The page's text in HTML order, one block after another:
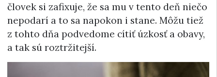
človek si zafixuje, že sa mu v tento deň niečo
nepodarí a to sa napokon i stane. Môžu tiež
z tohto dňa podvedome cítiť úzkosť a obavy,
a tak sú roztržitejší.